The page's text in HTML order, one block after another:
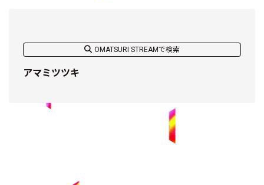
OMATSURI STREAMで検索
アマミツツキ